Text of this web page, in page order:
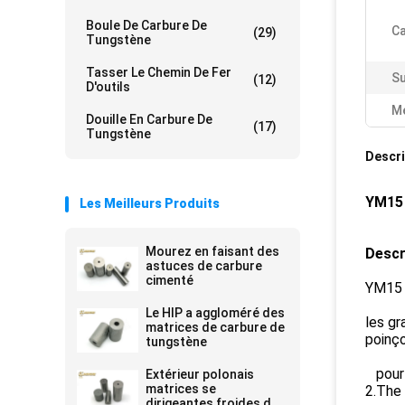
Boule De Carbure De
Tungstène
(29)
Tasser Le Chemin De Fer
D'outils
(12)
Douille En Carbure De
Tungstène
(17)
Les Meilleurs Produits
Mourez en faisant des
astuces de carbure
cimenté
Le HIP a aggloméré des
matrices de carbure de
tungstène
Extérieur polonais
matrices se
les